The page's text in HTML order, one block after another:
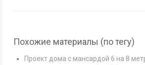
Похожие материалы (по тегу)
Проект дома с мансардой 6 на 8